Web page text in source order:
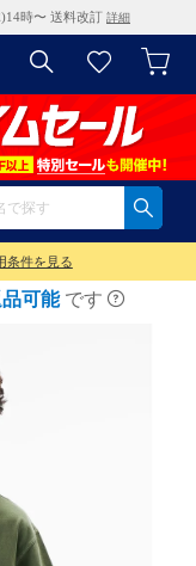
)14時〜 送料改訂 詳細
条件を見る
可能 です